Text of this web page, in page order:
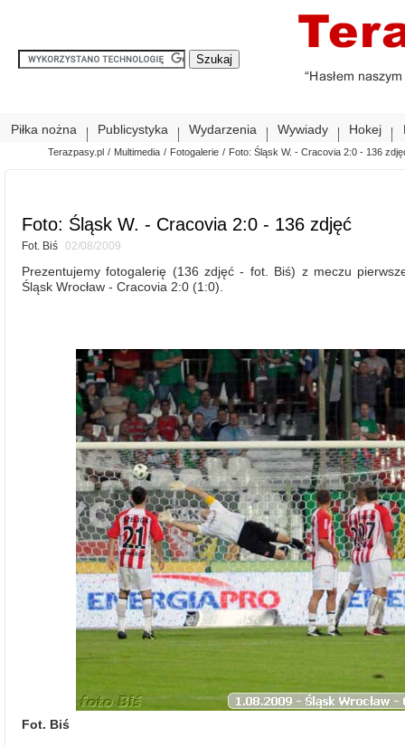
Piłka nożna Publicystyka Wydarzenia Wywiady Hokej
Terazpasy.pl / Multimedia / Fotogalerie / Foto: Śląsk W. - Cracovia 2:0 - 136
Foto: Śląsk W. - Cracovia 2:0 - 136 zdjęć
Fot. Biś 02/08/2009
Prezentujemy fotogalerię (136 zdjęć - fot. Biś) z meczu
Śląsk Wrocław - Cracovia 2:0 (1:0).
Fot. Biś